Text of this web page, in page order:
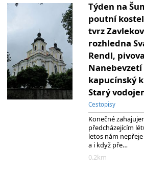
Týden na
poutní
tvrz
rozhledna
Rendl,
Nanebevzetí
kapucínský
Starý
Cestopisy
Konečné
předcházejícím
letos nám
a i když pře…
0.2km